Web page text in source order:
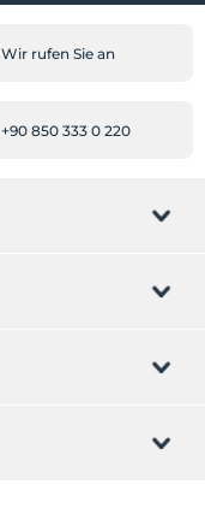
Wir rufen Sie an
+90 850 333 0 220